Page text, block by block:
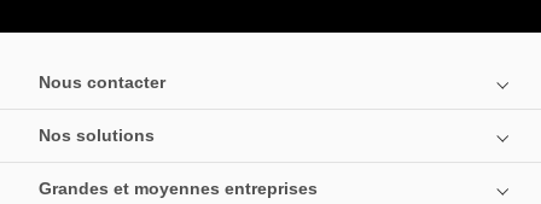
Nous contacter
Nos solutions
Grandes et moyennes entreprises